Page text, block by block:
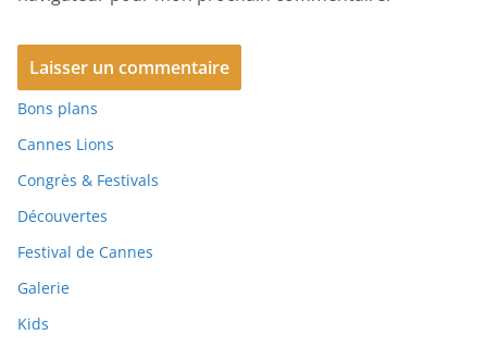
Bons plans
Cannes Lions
Congrès & Festivals
Découvertes
Festival de Cannes
Galerie
Kids